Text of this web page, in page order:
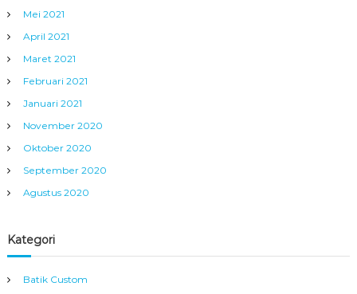
Mei 2021
April 2021
Maret 2021
Februari 2021
Januari 2021
November 2020
Oktober 2020
September 2020
Agustus 2020
Kategori
Batik Custom